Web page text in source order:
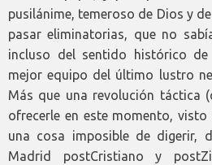
pusilánime, temeroso de Dios y
pasar eliminatorias, que no
incluso del sentido histórico
mejor equipo del último lustro
Más que una revolución táctica
ofrecerle en este momento,
una cosa imposible de digerir,
Madrid postCristiano y